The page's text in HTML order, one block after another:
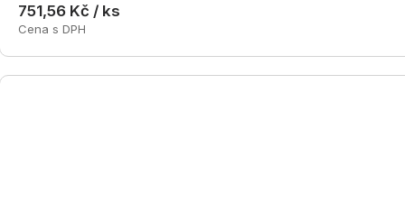
751,56 Kč / ks
Cena s DPH